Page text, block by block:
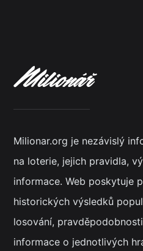
Milionar.org je nezávislý
na loterie, jejich pravidla,
informace. Web poskytuje
historických výsledků
losování,
informace o jednotlivých